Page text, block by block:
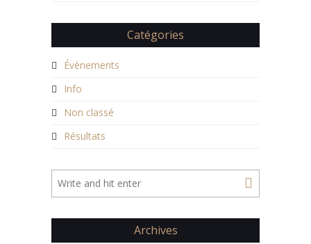
Catégories
Évènements
Info
Non classé
Résultats
Archives